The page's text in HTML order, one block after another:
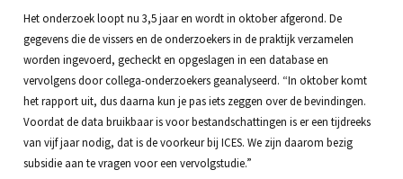
Het onderzoek loopt nu 3,5 jaar en wordt in oktober afgerond. De
gegevens die de vissers en de onderzoekers in de praktijk verzamelen
worden ingevoerd, gecheckt en opgeslagen in een database en
vervolgens door collega-onderzoekers geanalyseerd. “In oktober komt
het rapport uit, dus daarna kun je pas iets zeggen over de bevindingen.
Voordat de data bruikbaar is voor bestandschattingen is er een tijdreeks
van vijf jaar nodig, dat is de voorkeur bij ICES. We zijn daarom bezig
subsidie aan te vragen voor een vervolgstudie.”